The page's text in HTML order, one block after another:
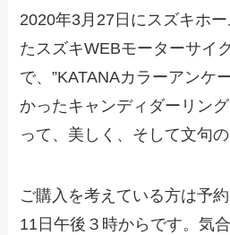
2020年3月27日にスズキホ
たスズキWEBモーターサイ
で、”KATANAカラーアンケ
かったキャンディダーリン
って、美しく、そして文句
ご購入を考えている方は予
11日午後３時からです。気